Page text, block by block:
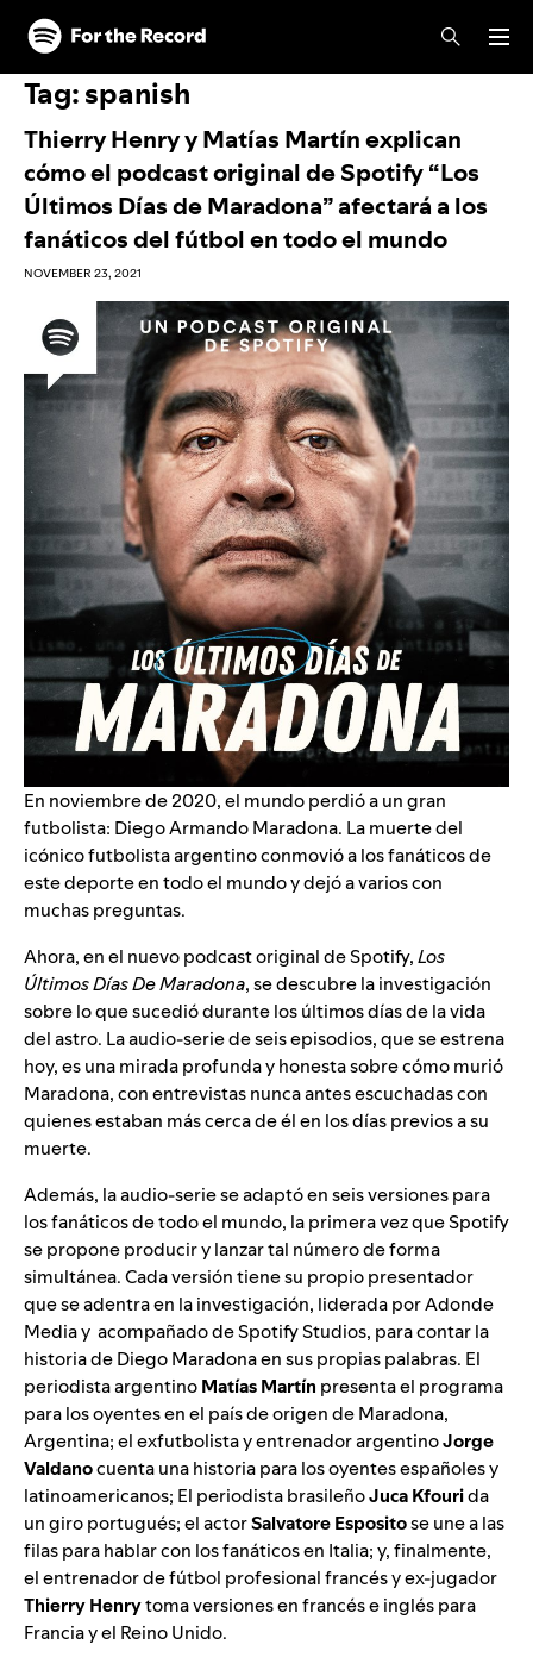
Skip to main content
Skip to footer
Tag:spanish
Thierry Henry y Matías Martín explican
cómo el podcast original de Spotify “Los
Últimos Días de Maradona” afectará a los
fanáticos del fútbol en todo el mundo
NOVEMBER 23, 2021
En noviembre de 2020, el mundo perdió a un gran
futbolista: Diego Armando Maradona. La muerte del
icónico futbolista argentino conmovió a los fanáticos de
este deporte en todo el mundo y dejó a varios con
muchas preguntas.
Ahora, en el nuevo podcast original de Spotify,Los
Últimos Días De Maradona, se descubre la investigación
sobre lo que sucedió durante los últimos días de la vida
del astro. La audio-serie de seis episodios, que se estrena
hoy, es una mirada profunda y honesta sobre cómo murió
Maradona, con entrevistas nunca antes escuchadas con
quienes estaban más cerca de él en los días previos a su
muerte.
Además, la audio-serie se adaptó en seis versiones para
los fanáticos de todo el mundo, la primera vez que Spotify
se propone producir y lanzar tal número de forma
simultánea. Cada versión tiene su propio presentador
que se adentra en la investigación, liderada por Adonde
Media y acompañado de Spotify Studios, para contar la
historia de Diego Maradona en sus propias palabras. El
periodista argentinoMatías Martín presenta el programa
para los oyentes en el país de origen de Maradona,
Argentina; el exfutbolista y entrenador argentinoJorge
Valdanocuenta una historia para los oyentes españoles y
latinoamericanos; El periodista brasileñoJuca Kfourida
un giro portugués; el actorSalvatore Espositose une a las
filas para hablar con los fanáticos en Italia; y, finalmente,
el entrenador de fútbol profesional francés y ex-jugador
Thierry Henrytoma versiones en francés e inglés para
Francia y el Reino Unido.